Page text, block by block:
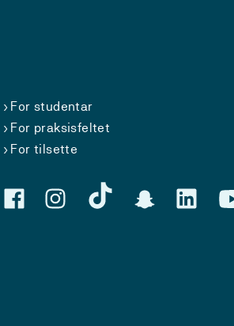
For studentar
For praksisfeltet
For tilsette